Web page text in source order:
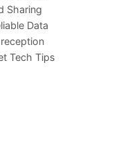
Sharing
Data
Tech Tips